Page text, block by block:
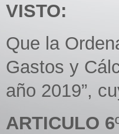
VISTO:
Que la
Gastos y
año 2019”,
ARTICULO 6